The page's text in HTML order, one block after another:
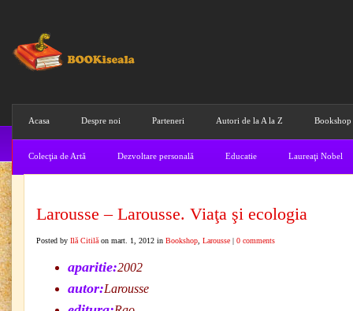
Acasa Despre noi Parteneri Autori de la A la Z Bookshop
Colecţia de Artă Dezvoltare personală Educatie Laureaţi Nobel
Larousse – Larousse. Viaţa şi ecologia
Posted by Ilă Citilă on mart. 1, 2012 in Bookshop Larousse | 0 comments
aparitie:2002
autor:Larousse